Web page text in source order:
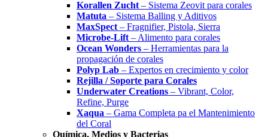
Korallen Zucht – Sistema Zeovit para corales
Matuta – Sistema Balling y Aditivos
MaxSpect – Fragnifier, Pistola, Sierra
Microbe-Lift – Alimento para corales
Ocean Wonders – Herramientas para la
propagación de corales
Polyp Lab – Expertos en crecimiento y color
Rejilla / Soporte para Corales
Underwater Creations – Vibrant, Color,
Refine, Purge
Xaqua – Gama Completa pa el Mantenimiento
del Coral
Química, Medios y Bacterias